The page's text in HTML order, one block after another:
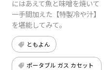
にはあえて魚と味噌を焼いて
一手間加えた【特製冷や汁】
を堪能してみて。
ともよん
ポータブル ガス カセット